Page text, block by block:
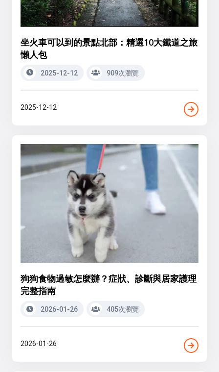
坐火車可以到的景點北部：精選10大鐵道之旅
懶人包
2025-12-12 909次瀏覽
2025-12-12
狗狗食物過敏怎麼辦？症狀、診斷與居家護理
完整指南
2026-01-26 405次瀏覽
2026-01-26